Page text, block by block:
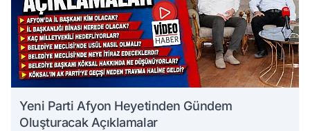
Yeni Parti Afyon Heyetinden Gündem
Oluşturacak Açıklamalar